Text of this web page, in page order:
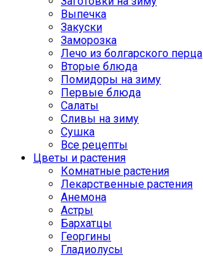
Выпечка
Закуски
Заморозка
Лечо из болгарского перца
Вторые блюда
Помидоры на зиму
Первые блюда
Салаты
Сливы на зиму
Сушка
Все рецепты
Цветы и растения
Комнатные растения
Лекарственные растения
Анемона
Астры
Бархатцы
Георгины
Гладиолусы